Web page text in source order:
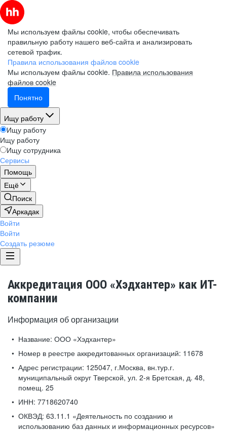
Мы используем файлы cookie, чтобы обеспечивать
правильную работу нашего веб-сайта и анализировать
сетевой трафик.
Правила использования файлов cookie
Мы используем файлы cookie. Правила использования
файлов cookie
Понятно
Ищу работу
Ищу работу
Ищу работу
Ищу сотрудника
Сервисы
Помощь
Ещё
Поиск
Аркадак
Войти
Войти
Создать резюме
Аккредитация ООО «Хэдхантер» как ИТ-
компании
Информация об организации
Название: ООО «Хэдхантер»
Номер в реестре аккредитованных организаций: 11678
Адрес регистрации: 125047, г.Москва, вн.тур.г.
муниципальный округ Тверской, ул. 2-я Бретская, д. 48,
помещ. 25
ИНН: 7718620740
ОКВЭД: 63.11.1 «Деятельность по созданию и
использованию баз данных и информационных ресурсов»